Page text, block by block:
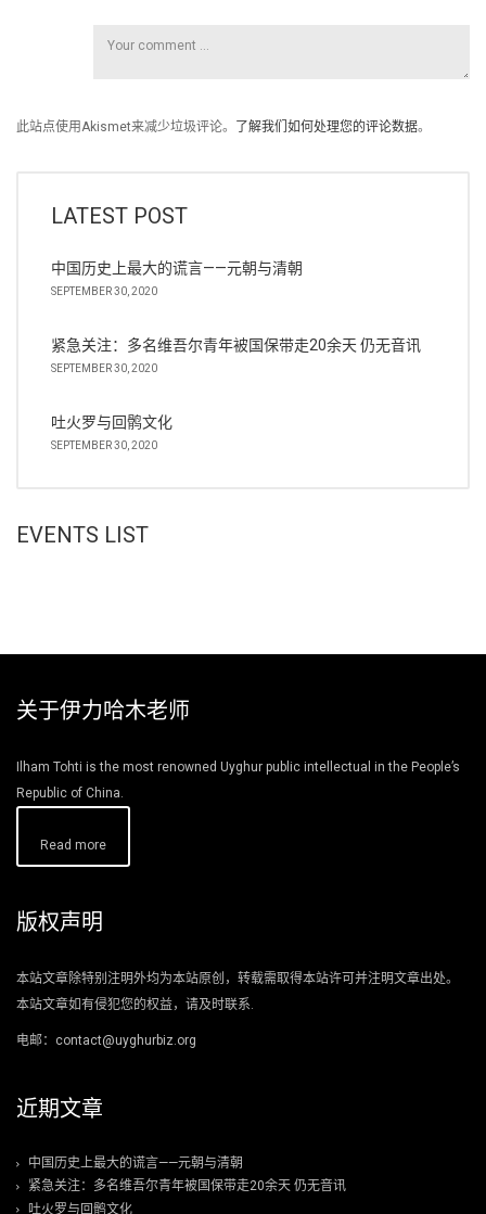
此站点使用Akismet来减少垃圾评论。 了解我们如何处理您的评论数据。
LATEST POST
中国历史上最大的谎言——元朝与清朝
SEPTEMBER 30, 2020
紧急关注：多名维吾尔青年被国保带走20余天 仍无音讯
SEPTEMBER 30, 2020
吐火罗与回鹘文化
SEPTEMBER 30, 2020
EVENTS LIST
关于伊力哈木老师
Ilham Tohti is the most renowned Uyghur public intellectual in the People’s
Republic of China.
Read more
版权声明
本站文章除特别注明外均为本站原创，转载需取得本站许可并注明文章出处。
本站文章如有侵犯您的权益，请及时联系.
电邮：contact@uyghurbiz.org
近期文章
中国历史上最大的谎言——元朝与清朝
紧急关注：多名维吾尔青年被国保带走20余天 仍无音讯
吐火罗与回鹘文化